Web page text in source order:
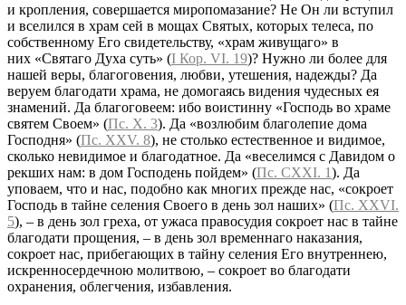
и кропления, совершается миропомазание? Не Он ли вступил
и вселился в храм сей в мощах Святых, которых телеса, по
собственному Его свидетельству, «храм живущаго» в
них «Святаго Духа суть» (I Кор. VI. 19)? Нужно ли более для
нашей веры, благоговения, любви, утешения, надежды? Да
веруем благодати храма, не домогаясь видения чудесных ея
знамений. Да благоговеем: ибо воистинну «Господь во храме
святем Своем» (Пс. X. 3). Да «возлюбим благолепие дома
Господня» (Пс. XXV. 8), не столько естественное и видимое,
сколько невидимое и благодатное. Да «веселимся с Давидом о
рекших нам: в дом Господень пойдем» (Пс. CXXI. 1). Да
уповаем, что и нас, подобно как многих прежде нас, «сокроет
Господь в тайне селения Своего в день зол наших» (Пс. XXVI.
5), – в день зол греха, от ужаса правосудия сокроет нас в тайне
благодати прощения, – в день зол временнаго наказания,
сокроет нас, прибегающих в тайну селения Его внутреннею,
искренносердечною молитвою, – сокроет во благодати
охранения, облегчения, избавления.